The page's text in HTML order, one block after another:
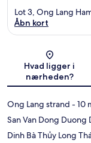
Lot 3, Ong Lang
Åbn kort
Hvad ligger i
nærheden?
Ong Lang strand - 10
San Van Dong Duong
Dinh Bà Thủy Long